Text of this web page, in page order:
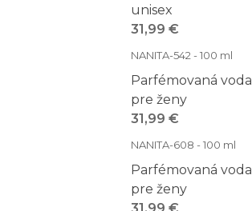
unisex
31,99 €
NANITA-542 - 100 ml
Parfémovaná voda
pre ženy
31,99 €
NANITA-608 - 100 ml
Parfémovaná voda
pre ženy